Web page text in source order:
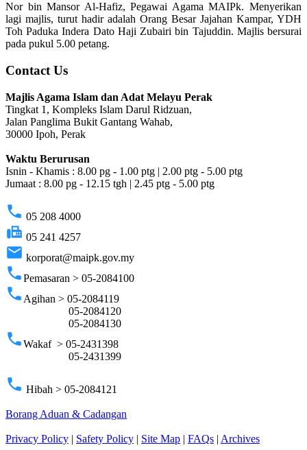
Nor bin Mansor Al-Hafiz, Pegawai Agama MAIPk. Menyerikan
lagi majlis, turut hadir adalah Orang Besar Jajahan Kampar, YDH
Toh Paduka Indera Dato Haji Zubairi bin Tajuddin. Majlis bersurai
pada pukul 5.00 petang.
Contact Us
Majlis Agama Islam dan Adat Melayu Perak
Tingkat 1, Kompleks Islam Darul Ridzuan,
Jalan Panglima Bukit Gantang Wahab,
30000 Ipoh, Perak
Waktu Berurusan
Isnin - Khamis : 8.00 pg - 1.00 ptg | 2.00 ptg - 5.00 ptg
Jumaat : 8.00 pg - 12.15 tgh | 2.45 ptg - 5.00 ptg
phone 05 208 4000
fax 05 241 4257
email korporat@maipk.gov.my
phonePemasaran > 05-2084100
phone Agihan > 05-2084119
05-2084120
05-2084130
phoneWakaf > 05-2431398
05-2431399
phone Hibah > 05-2084121
Borang Aduan & Cadangan
Privacy Policy | Safety Policy | Site Map | FAQs | Archives